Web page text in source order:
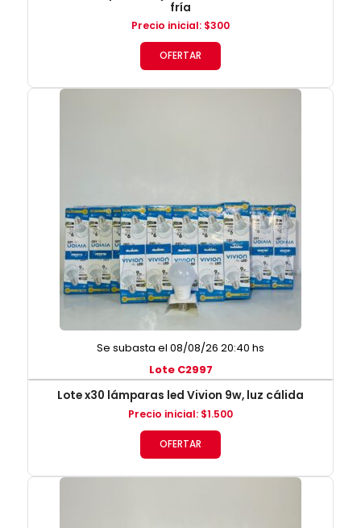
fría
Precio inicial: $300
OFERTAR
Se subasta el 08/08/26 20:40 hs
Lote C2997
Lote x30 lámparas led Vivion 9w, luz cálida
Precio inicial: $1.500
OFERTAR